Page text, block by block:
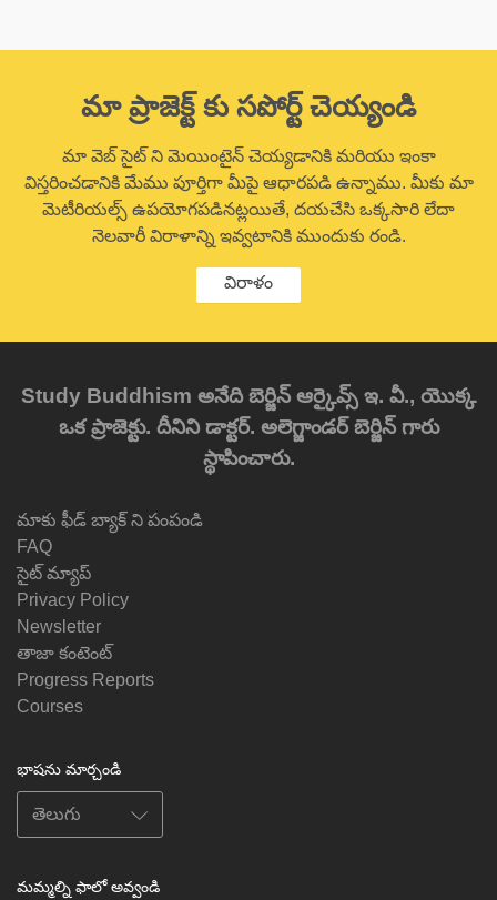
మా ప్రాజెక్ట్ కు సపోర్ట్ చెయ్యండి
మా వెబ్ సైట్ ని మెయింటైన్ చెయ్యడానికి మరియు ఇంకా
విస్తరించడానికి మేము పూర్తిగా మీపై ఆధారపడి ఉన్నాము. మీకు మా
మెటీరియల్స్ ఉపయోగపడినట్లయితే, దయచేసి ఒక్కసారి లేదా
నెలవారీ విరాళాన్ని ఇవ్వటానికి ముందుకు రండి.
విరాళం
Study Buddhism అనేది బెర్జిన్ ఆర్కైవ్స్ ఇ. వీ., యొక్క
ఒక ప్రాజెక్టు. దీనిని డాక్టర్. అలెగ్జాండర్ బెర్జిన్ గారు
స్థాపించారు.
మాకు ఫీడ్ బ్యాక్ ని పంపండి
FAQ
సైట్ మ్యాప్
Privacy Policy
Newsletter
తాజా కంటెంట్
Progress Reports
Courses
భాషను మార్చండి
మమ్మల్ని ఫాలో అవ్వండి